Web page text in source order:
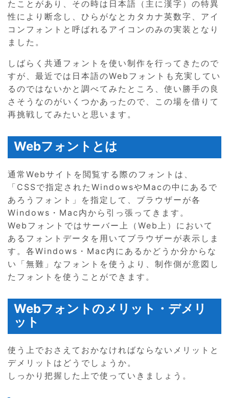
たことがあり、その時は日本語（主に漢字）の特異
性により断念し、ひらがなとカタカナ英数字、アイ
コンフォントと呼ばれるアイコンのみの実装となり
ました。
しばらく共通フォントを使い制作を行ってきたので
すが、最近では日本語のWebフォントも充実してい
るのではないかと調べてみたところ、使い勝手の良
さそうなのがいくつかあったので、この場を借りて
再挑戦してみたいと思います。
Webフォントとは
通常Webサイトを閲覧する際のフォントは、
「CSSで指定されたWindowsやMacの中にあるで
あろうフォント」を指定して、ブラウザーが各
Windows・Mac内から引っ張ってきます。
Webフォントではサーバー上（Web上）において
あるフォントデータを用いてブラウザーが表示しま
す。各Windows・Mac内にあるかどうか分からな
い「無難」なフォントを使うより、制作側が意図し
たフォントを使うことができます。
Webフォントのメリット・デメリ
ット
使う上でおさえておかなければならないメリットと
デメリットはどうでしょうか。
しっかり把握した上で使っていきましょう。